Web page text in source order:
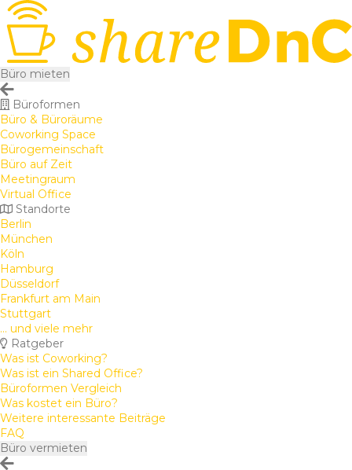
Büro mieten
Büroformen
Büro & Büroräume
Coworking Space
Bürogemeinschaft
Büro auf Zeit
Meetingraum
Virtual Office
Standorte
Berlin
München
Köln
Hamburg
Düsseldorf
Frankfurt am Main
Stuttgart
... und viele mehr
Ratgeber
Was ist Coworking?
Was ist ein Shared Office?
Büroformen Vergleich
Was kostet ein Büro?
Weitere interessante Beiträge
FAQ
Büro vermieten